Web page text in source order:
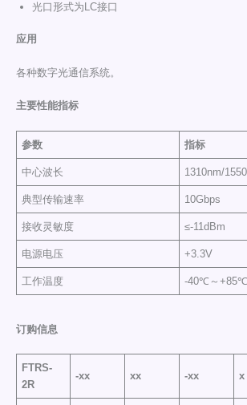
光口形式为LC接口
应用
各种数字光通信系统。
主要性能指标
参数 指标
中心波长 1310nm/
典型传输速率 10Gbps
接收灵敏度 ≤-11dBm
电源电压 +3.3V
工作温度 -40℃～+85℃
订购信息
FTRS-
2R
-xx xx -xx x